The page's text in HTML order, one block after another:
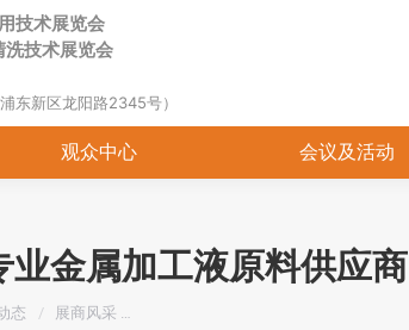
技术展览会
技术展览会
东新区龙阳路2345号）
观众中心 会议及活动
业金属加工液原料供应商
态 展商风采 …
展商中心